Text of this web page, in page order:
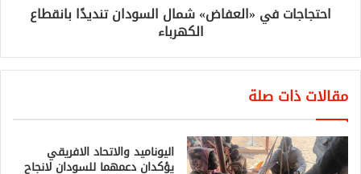
احتجاجات في «العفاض» شمال السودان تنديدًا بانقطاع
الكهرباء
مقالات ذات صلة
اليوناميد والاتحاد الافريقي
يؤكدان دعمهما للسودان لانجاح